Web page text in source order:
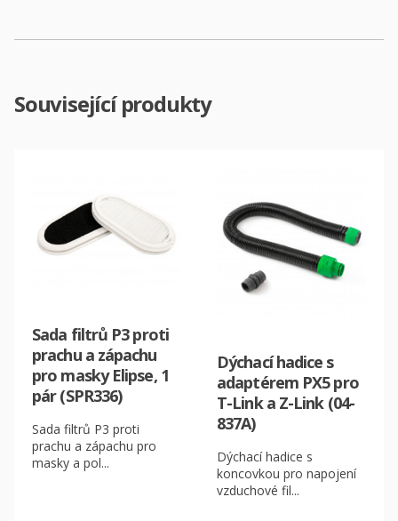
Související produkty
Sada filtrů P3 proti
prachu a zápachu
pro masky Elipse, 1
pár (SPR336)
Sada filtrů P3 proti
prachu a zápachu pro
masky a pol...
Dýchací hadice s
adaptérem PX5 pro
T-Link a Z-Link (04-
837A)
Dýchací hadice s
koncovkou pro napojení
vzduchové fil...